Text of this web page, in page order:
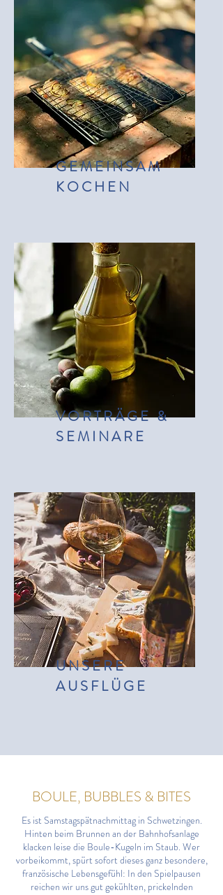
GEMEINSAM
KOCHEN
VORTRÄGE &
SEMINARE
UNSERE
AUSFLÜGE
BOULE, BUBBLES & BITES
Es ist Samstagspätnachmittag in Schwetzingen.
Hinten beim Brunnen an der Bahnhofsanlage
klacken leise die Boule-Kugeln im Staub. Wer
vorbeikommt, spürt sofort dieses ganz besondere,
französische Lebensgefühl: In den Spielpausen
reichen wir uns gut gekühlten, prickelnden